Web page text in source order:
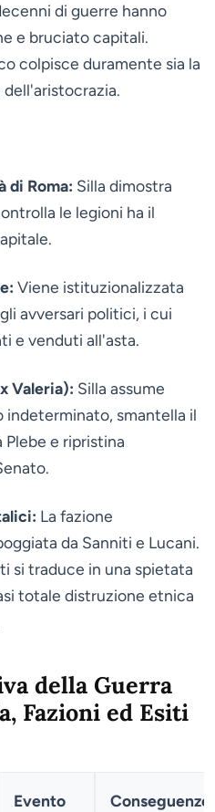
di guerre hanno
e bruciato capitali.
colpisce duramente sia la
di Roma: Silla dimostra
le legioni ha il
Viene istituzionalizzata
avversari politici, i cui
e venduti all'asta.
Valeria): Silla assume
indeterminato, smantella il
Plebe e ripristina
La fazione
da Sanniti e Lucani.
si traduce in una spietata
totale distruzione etnica
della Guerra
Fazioni ed Esiti
Evento
Conseguenze